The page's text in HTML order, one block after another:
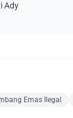
Ady
Emas Ilegal